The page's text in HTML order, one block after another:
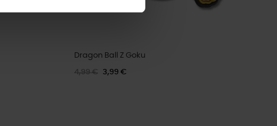
Dragon Ball Z Goku
4,99 € 3,99 €